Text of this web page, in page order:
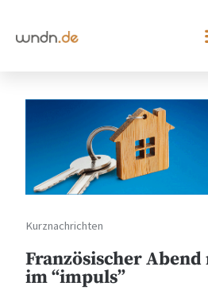
Kurznachrichten
Französischer Abend
im “impuls”